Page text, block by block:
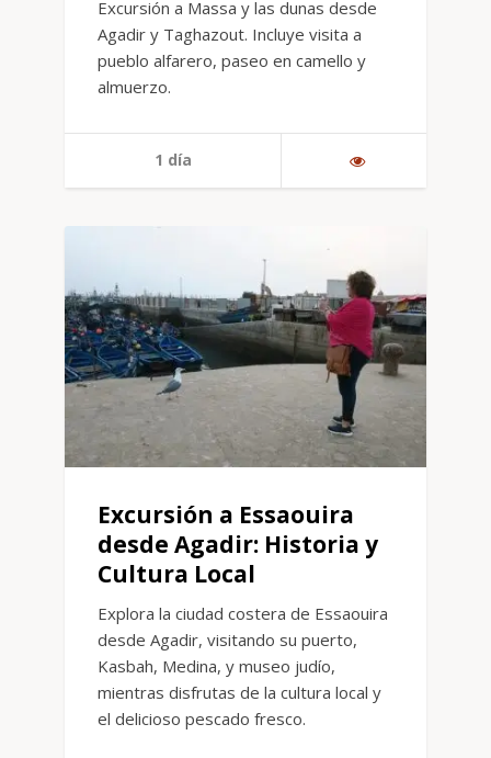
Excursión a Massa y las dunas desde
Agadir y Taghazout. Incluye visita a
pueblo alfarero, paseo en camello y
almuerzo.
1 día
Excursión a Essaouira
desde Agadir: Historia y
Cultura Local
Explora la ciudad costera de Essaouira
desde Agadir, visitando su puerto,
Kasbah, Medina, y museo judío,
mientras disfrutas de la cultura local y
el delicioso pescado fresco.